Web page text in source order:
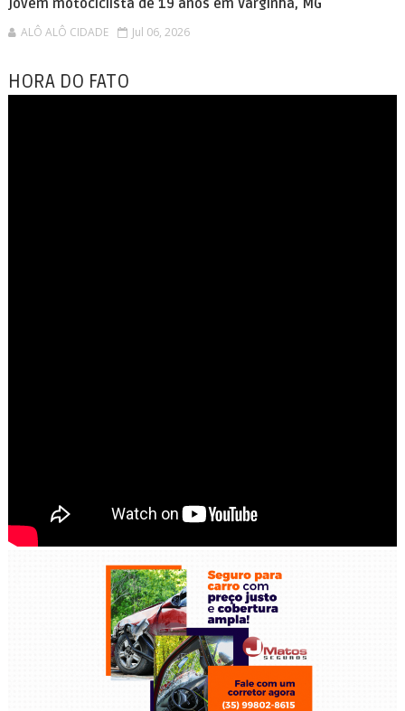
jovem motociclista de 19 anos em Varginha, MG
ALÔ ALÔ CIDADE Jul 06, 2026
HORA DO FATO